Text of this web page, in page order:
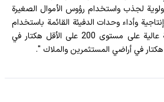
لجذب واستخدام رؤوس الأموال الصغيرة
وأداء وحدات الدفيئة القائمة باستخدام
تقنيات ذات قدرات تجارية عالية على مستوى 200 على الأقل هكتار في